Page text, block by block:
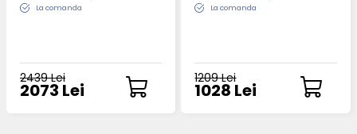
La comanda
2439 Lei
2073 Lei
La comanda
1209 Lei
1028 Lei